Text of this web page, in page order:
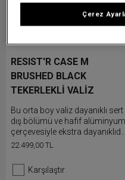
RESIST'R CASE M
BRUSHED BLACK
TEKERLEKLİ VALİZ
Bu orta boy valiz dayanıklı sert
dış bölümü ve hafif alüminyum
çerçevesiyle ekstra dayanıklıdır.
Resist'r Case Medium iki adet
koruyucu parçaları, iki adet
entegre TSA kilidi ve rahatça
22.499,00 TL
Karşılaştır
Çerez